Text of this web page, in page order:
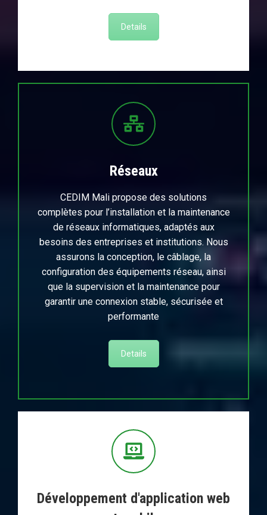
Details
Réseaux
CEDIM Mali propose des solutions
complètes pour l’installation et la maintenance
de réseaux informatiques, adaptés aux
besoins des entreprises et institutions. Nous
assurons la conception, le câblage, la
configuration des équipements réseau, ainsi
que la supervision et la maintenance pour
garantir une connexion stable, sécurisée et
performante
Details
Développement d'application web